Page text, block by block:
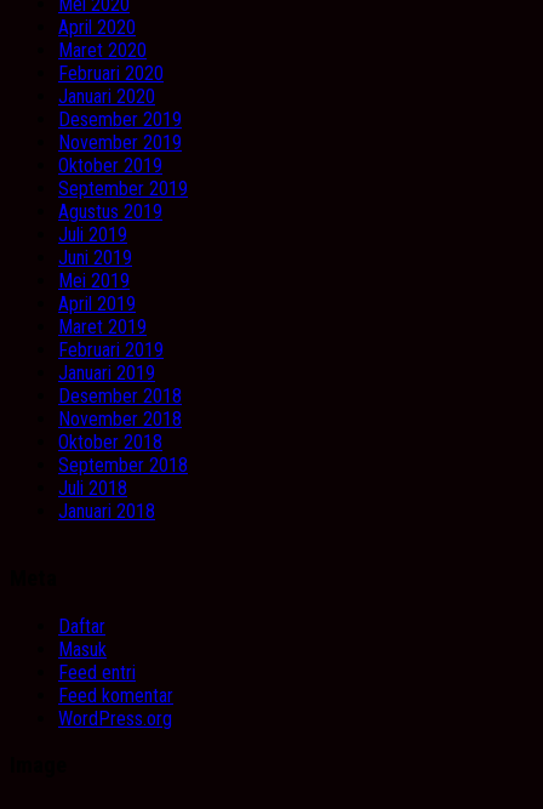
April 2020
Maret 2020
Februari 2020
Januari 2020
Desember 2019
November 2019
Oktober 2019
September 2019
Agustus 2019
Juli 2019
Juni 2019
Mei 2019
April 2019
Maret 2019
Februari 2019
Januari 2019
Desember 2018
November 2018
Oktober 2018
September 2018
Juli 2018
Januari 2018
Daftar
Masuk
Feed entri
Feed komentar
WordPress.org